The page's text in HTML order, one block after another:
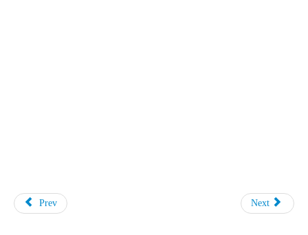
Prev Next